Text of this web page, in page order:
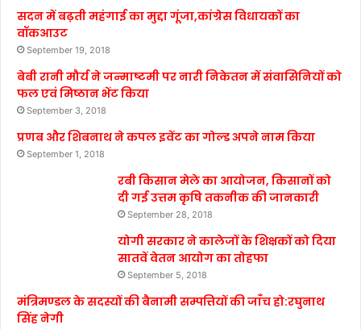
सदन में बढ़ती महंगाई का मुद्दा गूंजा,कांग्रेस विधायकों का
वॉकआउट
September 19, 2018
बेबी रानी मौर्य ने जन्माष्टमी पर नारी निकेतन में संवासिनियों को
फल एवं मिष्ठान भेंट किया
September 3, 2018
प्रणब और शिबनाथ ने कपल इवेंट का गोल्ड अपने नाम किया
September 1, 2018
रबी किसान मेले का आयोजन, किसानों को
दी गई उत्तम कृषि तकनीक की जानकारी
September 28, 2018
योगी सरकार ने कालेजों के शिक्षकों को दिया
सातवें वेतन आयोग का तोहफा
September 5, 2018
मंत्रिमण्डल के सदस्यों की बैनामी सम्पत्तियों की जाँच हो:रघुनाथ
सिंह नेगी